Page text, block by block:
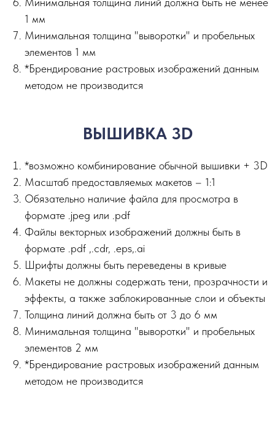
1 мм
Минимальная толщина "выворотки" и пробельных
элементов 1 мм
*Брендирование растровых изображений данным
методом не производится
ВЫШИВКА 3D
*возможно комбинирование обычной вышивки + 3D
Масштаб предоставляемых макетов – 1:1
Обязательно наличие файла для просмотра в
формате .jpeg или .pdf
Файлы векторных изображений должны быть в
формате .pdf ,.сdr, .eps,.ai
Шрифты должны быть переведены в кривые
Макеты не должны содержать тени, прозрачности и
эффекты, а также заблокированные слои и объекты
Толщина линий должна быть от 3 до 6 мм
Минимальная толщина "выворотки" и пробельных
элементов 2 мм
*Брендирование растровых изображений данным
методом не производится